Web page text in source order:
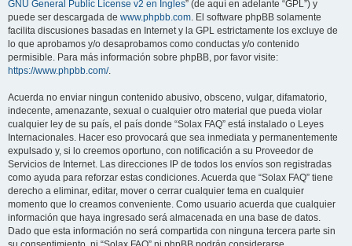
GNU General Public License v2 en Ingles” (de aquí en adelante “GPL”) y
puede ser descargada de www.phpbb.com. El software phpBB solamente
facilita discusiones basadas en Internet y la GPL estrictamente los excluye de
lo que aprobamos y/o desaprobamos como conductas y/o contenido
permisible. Para más información sobre phpBB, por favor visite:
https://www.phpbb.com/.
Acuerda no enviar ningun contenido abusivo, obsceno, vulgar, difamatorio,
indecente, amenazante, sexual o cualquier otro material que pueda violar
cualquier ley de su país, el país donde “Solax FAQ” está instalado o Leyes
Internacionales. Hacer eso provocará que sea inmediata y permanentemente
expulsado y, si lo creemos oportuno, con notificación a su Proveedor de
Servicios de Internet. Las direcciones IP de todos los envíos son registradas
como ayuda para reforzar estas condiciones. Acuerda que “Solax FAQ” tiene
derecho a eliminar, editar, mover o cerrar cualquier tema en cualquier
momento que lo creamos conveniente. Como usuario acuerda que cualquier
información que haya ingresado será almacenada en una base de datos.
Dado que esta información no será compartida con ninguna tercera parte sin